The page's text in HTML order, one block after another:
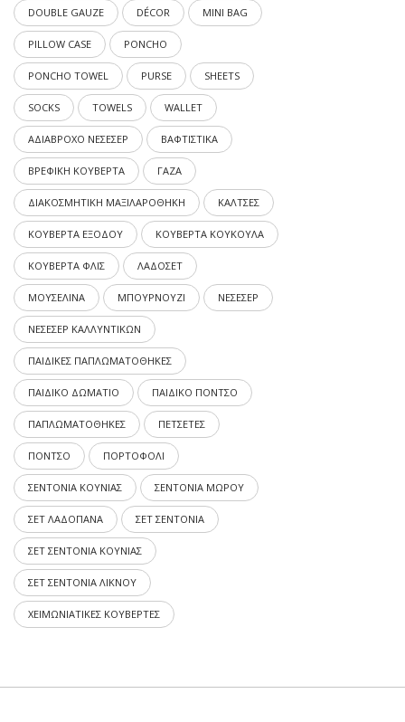
DOUBLE GAUZE DÉCOR MINI BAG
PILLOW CASE PONCHO
PONCHO TOWEL PURSE SHEETS
SOCKS TOWELS WALLET
ΑΔΙΑΒΡΟΧΟ ΝΕΣΕΣΕΡ ΒΑΦΤΙΣΤΙΚΑ
ΒΡΕΦΙΚΗ ΚΟΥΒΕΡΤΑ ΓΑΖΑ
ΔΙΑΚΟΣΜΗΤΙΚΗ ΜΑΞΙΛΑΡΟΘΗΚΗ ΚΑΛΤΣΕΣ
ΚΟΥΒΕΡΤΑ ΕΞΟΔΟΥ ΚΟΥΒΕΡΤΑ ΚΟΥΚΟΥΛΑ
ΚΟΥΒΕΡΤΑ ΦΛΙΣ ΛΑΔΟΣΕΤ
ΜΟΥΣΕΛΙΝΑ ΜΠΟΥΡΝΟΥΖΙ ΝΕΣΕΣΕΡ
ΝΕΣΕΣΕΡ ΚΑΛΛΥΝΤΙΚΩΝ
ΠΑΙΔΙΚΕΣ ΠΑΠΛΩΜΑΤΟΘΗΚΕΣ
ΠΑΙΔΙΚΟ ΔΩΜΑΤΙΟ ΠΑΙΔΙΚΟ ΠΟΝΤΣΟ
ΠΑΠΛΩΜΑΤΟΘΗΚΕΣ ΠΕΤΣΕΤΕΣ
ΠΟΝΤΣΟ ΠΟΡΤΟΦΟΛΙ
ΣΕΝΤΟΝΙΑ ΚΟΥΝΙΑΣ ΣΕΝΤΟΝΙΑ ΜΩΡΟΥ
ΣΕΤ ΛΑΔΟΠΑΝΑ ΣΕΤ ΣΕΝΤΟΝΙΑ
ΣΕΤ ΣΕΝΤΟΝΙΑ ΚΟΥΝΙΑΣ
ΣΕΤ ΣΕΝΤΟΝΙΑ ΛΙΚΝΟΥ
ΧΕΙΜΩΝΙΑΤΙΚΕΣ ΚΟΥΒΕΡΤΕΣ